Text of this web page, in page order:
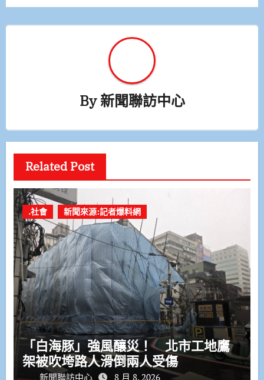
By新聞聯訪中心
Related Post
.社會 新聞來源:記者爆料網
「白海豚」強風釀災！ 北市工地鷹
架被吹垮路人滑倒兩人受傷
新聞聯訪中心 8 月 8, 2026